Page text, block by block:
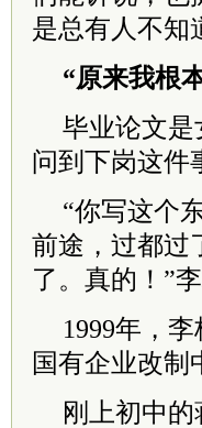
是总有人不知
“原来我根
毕业论文
问到下岗这件
“你写这个
前途，过都过
了。真的！”
1999年，
国有企业改制
刚上初中